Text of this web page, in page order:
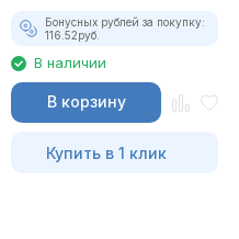
Бонусных рублей за покупку:
116.52руб.
В наличии
В корзину
Купить в 1 клик